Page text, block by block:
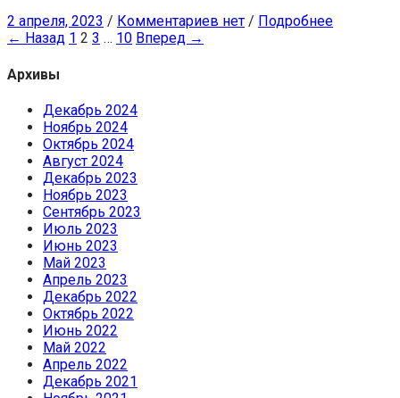
2 апреля, 2023 / Комментариев нет / Подробнее
← Назад 1 2 3 … 10 Вперед →
Архивы
Декабрь 2024
Ноябрь 2024
Октябрь 2024
Август 2024
Декабрь 2023
Ноябрь 2023
Сентябрь 2023
Июль 2023
Июнь 2023
Май 2023
Апрель 2023
Декабрь 2022
Октябрь 2022
Июнь 2022
Май 2022
Апрель 2022
Декабрь 2021